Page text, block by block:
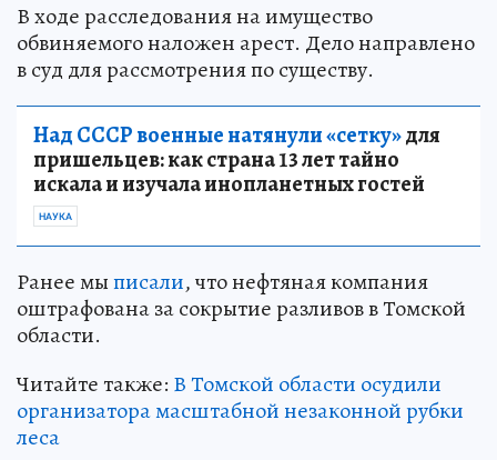
В ходе расследования на имущество
обвиняемого наложен арест. Дело направлено
в суд для рассмотрения по существу.
Над СССР военные натянули «сетку»для
пришельцев: как страна 13 лет тайно
искала и изучала инопланетных гостей
НАУКА
Ранее мыписали, что нефтяная компания
оштрафована за сокрытие разливов в Томской
области.
Читайте также: В Томской области осудили
организатора масштабной незаконной рубки
леса